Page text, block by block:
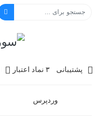
پشتیبانی ۳ نماد اعتبار
وردپرس